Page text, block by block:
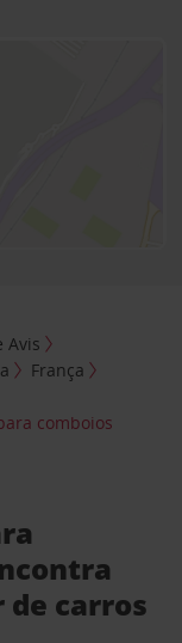
Avis
França
comboios
de carros